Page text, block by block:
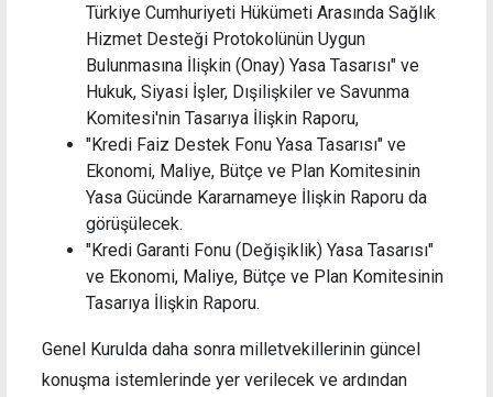
Türkiye Cumhuriyeti Hükümeti Arasında Sağlık
Hizmet Desteği Protokolünün Uygun
Bulunmasına İlişkin (Onay) Yasa Tasarısı" ve
Hukuk, Siyasi İşler, Dışilişkiler ve Savunma
Komitesi'nin Tasarıya İlişkin Raporu,
"Kredi Faiz Destek Fonu Yasa Tasarısı" ve
Ekonomi, Maliye, Bütçe ve Plan Komitesinin
Yasa Gücünde Kararnameye İlişkin Raporu da
görüşülecek.
"Kredi Garanti Fonu (Değişiklik) Yasa Tasarısı"
ve Ekonomi, Maliye, Bütçe ve Plan Komitesinin
Tasarıya İlişkin Raporu.
Genel Kurulda daha sonra milletvekillerinin güncel
konuşma istemlerinde yer verilecek ve ardından